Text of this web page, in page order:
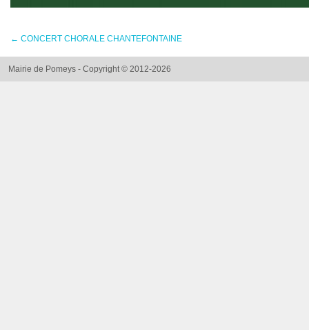
← CONCERT CHORALE CHANTEFONTAINE
Mairie de Pomeys - Copyright © 2012-2026